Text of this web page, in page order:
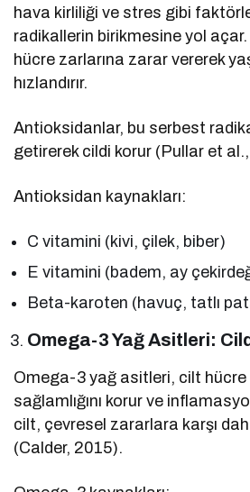
hava kirliliği ve stres gibi
radikallerin birikmesine yol
hücre zarlarına zarar vererek
hızlandırır.
Antioksidanlar, bu serbest
getirerek cildi korur (Pullar et
Antioksidan kaynakları:
C vitamini (kivi, çilek, biber)
E vitamini (badem, ay
Beta-karoten (havuç, tatlı
Omega-3 Yağ Asitleri:
Omega-3 yağ asitleri, cilt hücre
sağlamlığını korur ve
cilt, çevresel zararlara karşı
(Calder, 2015).